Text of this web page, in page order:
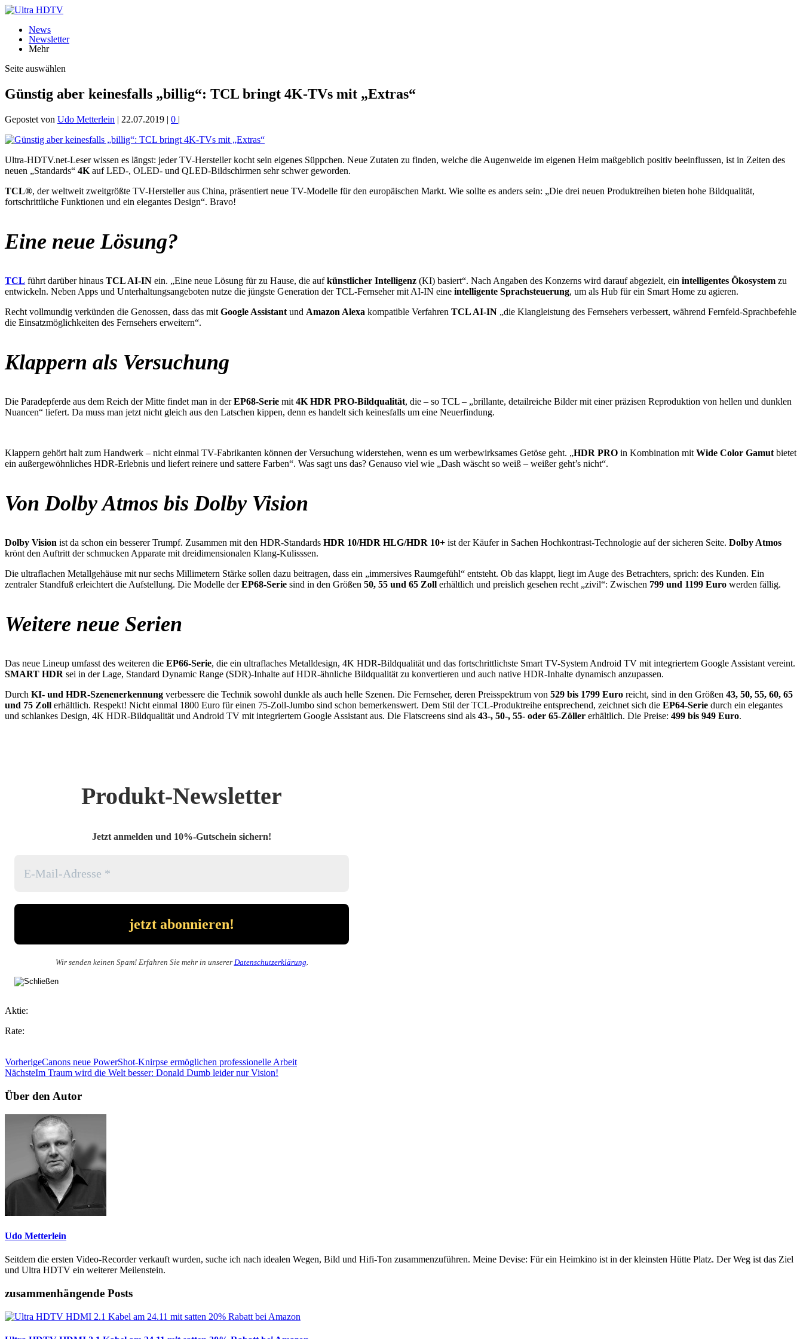
News
Newsletter
Mehr
Seite auswählen
Günstig aber keinesfalls „billig“: TCL bringt 4K-TVs mit „Extras“
Gepostet von Udo Metterlein | 22.07.2019 | 0 |
Ultra-HDTV.net-Leser wissen es längst: jeder TV-Hersteller kocht sein eigenes Süppchen. Neue Zutaten zu finden, welche die Augenweide im eigenen Heim maßgeblich positiv beeinflussen, ist in Zeiten des
neuen „Standards“ 4K auf LED-, OLED- und QLED-Bildschirmen sehr schwer geworden.
TCL®, der weltweit zweitgrößte TV-Hersteller aus China, präsentiert neue TV-Modelle für den europäischen Markt. Wie sollte es anders sein: „Die drei neuen Produktreihen bieten hohe Bildqualität,
fortschrittliche Funktionen und ein elegantes Design“. Bravo!
Eine neue Lösung?
TCL führt darüber hinaus TCL AI-IN ein. „Eine neue Lösung für zu Hause, die aufkünstlicher Intelligenz (KI) basiert“. Nach Angaben des Konzerns wird darauf abgezielt, ein intelligentes Ökosystem zu
entwickeln. Neben Apps und Unterhaltungsangeboten nutze die jüngste Generation der TCL-Fernseher mit AI-IN eine intelligente Sprachsteuerung, um als Hub für ein Smart Home zu agieren.
Recht vollmundig verkünden die Genossen, dass das mit Google Assistant und Amazon Alexa kompatible Verfahren TCL AI-IN „die Klangleistung des Fernsehers verbessert, während Fernfeld-Sprachbefehle
die Einsatzmöglichkeiten des Fernsehers erweitern“.
Klappern als Versuchung
Die Paradepferde aus dem Reich der Mitte findet man in derEP68-Serie mit 4K HDR PRO-Bildqualität, die – so TCL – „brillante, detailreiche Bilder mit einer präzisen Reproduktion von hellen und dunklen
Nuancen“ liefert. Da muss man jetzt nicht gleich aus den Latschen kippen, denn es handelt sich keinesfalls um eine Neuerfindung.
Klappern gehört halt zum Handwerk – nicht einmal TV-Fabrikanten können der Versuchung widerstehen, wenn es um werbewirksames Getöse geht. „HDR PRO in Kombination mit Wide Color Gamut bietet
ein außergewöhnliches HDR-Erlebnis und liefert reinere und sattere Farben“. Was sagt uns das? Genauso viel wie „Dash wäscht so weiß – weißer geht’s nicht“.
Von Dolby Atmos bis Dolby Vision
Dolby Vision ist da schon ein besserer Trumpf. Zusammen mit den HDR-Standards HDR 10/HDR HLG/HDR 10+ ist der Käufer in Sachen Hochkontrast-Technologie auf der sicheren Seite. Dolby Atmos
krönt den Auftritt der schmucken Apparate mit dreidimensionalen Klang-Kulisssen.
Die ultraflachen Metallgehäuse mit nur sechs Millimetern Stärke sollen dazu beitragen, dass ein „immersives Raumgefühl“ entsteht. Ob das klappt, liegt im Auge des Betrachters, sprich: des Kunden. Ein
zentraler Standfuß erleichtert die Aufstellung. Die Modelle derEP68-Serie sind in den Größen 50, 55 und 65 Zoll erhältlich und preislich gesehen recht „zivil“: Zwischen 799 und 1199 Euro werden fällig.
Weitere neue Serien
Das neue Lineup umfasst des weiteren die EP66-Serie, die ein ultraflaches Metalldesign, 4K HDR-Bildqualität und das fortschrittlichste Smart TV-System Android TV mit integriertem Google Assistant vereint.
SMART HDR sei in der Lage, Standard Dynamic Range (SDR)-Inhalte auf HDR-ähnliche Bildqualität zu konvertieren und auch native HDR-Inhalte dynamisch anzupassen.
Durch KI- und HDR-Szenenerkennung verbessere die Technik sowohl dunkle als auch helle Szenen. Die Fernseher, deren Preisspektrum von 529 bis 1799 Euro reicht, sind in den Größen 43, 50, 55, 60, 65
und 75 Zoll erhältlich. Respekt! Nicht einmal 1800 Euro für einen 75-Zoll-Jumbo sind schon bemerkenswert. Dem Stil der TCL-Produktreihe entsprechend, zeichnet sich die EP64-Serie durch ein elegantes
und schlankes Design, 4K HDR-Bildqualität und Android TV mit integriertem Google Assistant aus. Die Flatscreens sind als 43-, 50-, 55- oder 65-Zöller erhältlich. Die Preise: 499 bis 949 Euro.
Produkt-Newsletter
Jetzt anmelden und 10%-Gutschein sichern!
Wir senden keinen Spam! Erfahren Sie mehr in unserer Datenschutzerklärung.
Aktie:
Rate:
VorherigeCanons neue PowerShot-Knirpse ermöglichen professionelle Arbeit
NächsteIm Traum wird die Welt besser: Donald Dumb leider nur Vision!
Über den Autor
Udo Metterlein
Seitdem die ersten Video-Recorder verkauft wurden, suche ich nach idealen Wegen, Bild und Hifi-Ton zusammenzuführen. Meine Devise: Für ein Heimkino ist in der kleinsten Hütte Platz. Der Weg ist das Ziel
und Ultra HDTV ein weiterer Meilenstein.
zusammenhängende Posts